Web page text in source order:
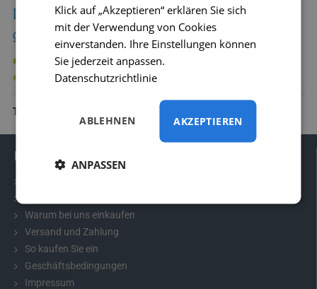
Die Kamera ist für folgende Honda-Modelle
geeignet:
Accord (2011 - 2013)
bei gleichen Abmessungen auch andere Modelle
TECHNISCHE INFORMATIONEN
Informationen
Warum bei uns einkaufen
Versand und Zahlung
So kaufen Sie ein
Geschäftsbedingungen
Impressum
Klick auf „Akzeptieren“ erklären Sie sich
mit der Verwendung von Cookies
einverstanden. Ihre Einstellungen können
Sie jederzeit anpassen.
Datenschutzrichtlinie
AKZEPTIEREN
ABLEHNEN
ANPASSEN